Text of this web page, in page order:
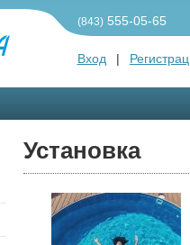
(843)555-05-65
Вход |
Установка